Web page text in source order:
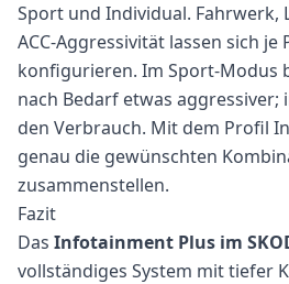
Sport und Individual. Fahrwerk,
ACC-Aggressivität lassen sich je
konfigurieren. Im Sport-Modus
nach Bedarf etwas aggressiver;
den Verbrauch. Mit dem Profil
genau die gewünschten
zusammenstellen.
Fazit
Das Infotainment Plus im
vollständiges System mit tiefer